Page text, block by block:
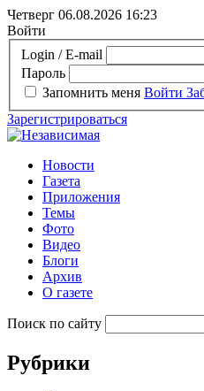
Четверг 06.08.2026 16:23
Войти
Login / E-mail
Пароль
Запомнить меня Войти
Зарегистрироваться
Новости
Газета
Приложения
Темы
Фото
Видео
Блоги
Архив
О газете
Поиск по сайту
Рубрики